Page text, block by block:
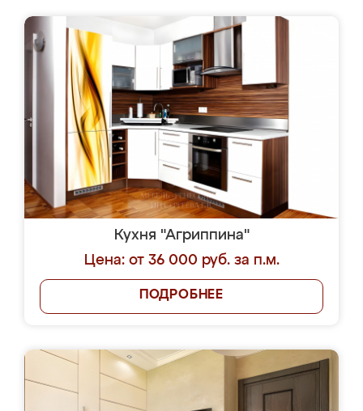
Кухня "Агриппина"
Цена: от 36 000 руб. за п.м.
ПОДРОБНЕЕ